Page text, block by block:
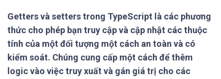
Getters và setters trong TypeScript là các phương
thức cho phép bạn truy cập và cập nhật các thuộc
tính của một đối tượng một cách an toàn và có
kiểm soát. Chúng cung cấp một cách để thêm
logic vào việc truy xuất và gán giá trị cho các